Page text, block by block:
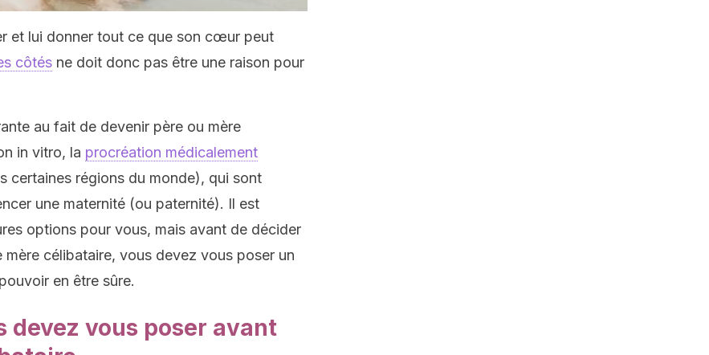
et lui donner tout ce que son cœur peut
côtés ne doit donc pas être une raison pour
au fait de devenir père ou mère
in vitro, la procréation médicalement
certaines régions du monde), qui sont
une maternité (ou paternité). Il est
options pour vous, mais avant de décider
célibataire, vous devez vous poser un
en être sûre.
devez vous poser avant